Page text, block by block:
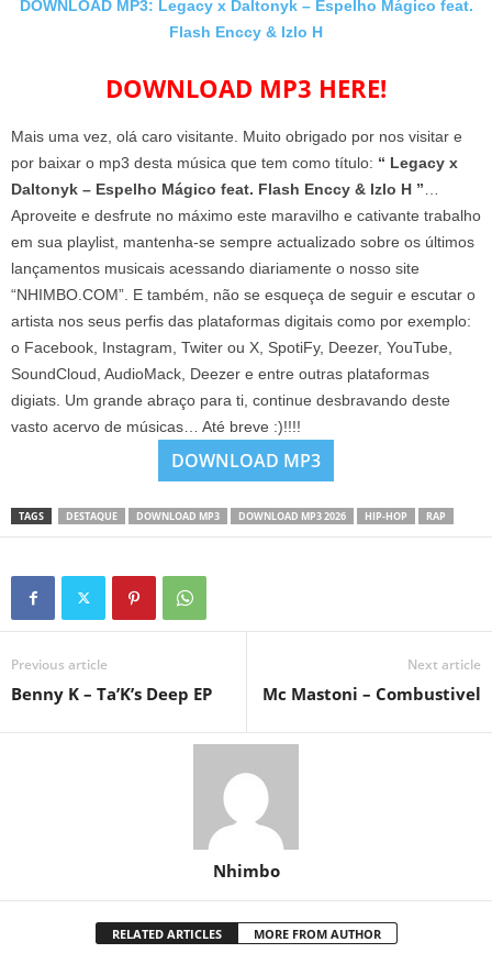
DOWNLOAD MP3: Legacy x Daltonyk – Espelho Mágico feat.
Flash Enccy & Izlo H
DOWNLOAD MP3 HERE!
Mais uma vez, olá caro visitante. Muito obrigado por nos visitar e
por baixar o mp3 desta música que tem como título: “ Legacy x
Daltonyk – Espelho Mágico feat. Flash Enccy & Izlo H ”
Aproveite e desfrute no máximo este maravilho e cativante trabalho
em sua playlist, mantenha-se sempre actualizado sobre os últimos
lançamentos musicais acessando diariamente o nosso site
“NHIMBO.COM”. E também, não se esqueça de seguir e escutar o
artista nos seus perfis das plataformas digitais como por exemplo:
o Facebook, Instagram, Twiter ou X, SpotiFy, Deezer, YouTube,
SoundCloud, AudioMack, Deezer e entre outras plataformas
digiats. Um grande abraço para ti, continue desbravando deste
vasto acervo de músicas… Até breve :)!!!!
DOWNLOAD MP3
TAGS DESTAQUE DOWNLOAD MP3 DOWNLOAD MP3 2026 HIP-HOP RAP
Previous article
Benny K – Ta’K’s Deep EP
Next article
Mc Mastoni – Combustivel
Nhimbo
RELATED ARTICLES MORE FROM AUTHOR